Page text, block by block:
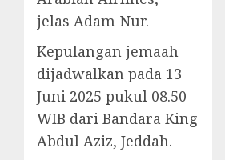
jelas Adam Nur.
Kepulangan jemaah
dijadwalkan pada 13
Juni 2025 pukul 08.50
WIB dari Bandara King
Abdul Aziz, Jeddah.